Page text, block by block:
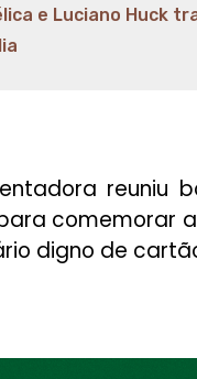
e Luciano Huck
reuniu
comemorar
digno de